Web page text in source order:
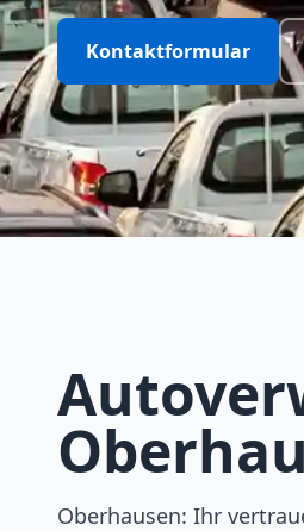
Kontaktformular
Oberhausen: Ihr